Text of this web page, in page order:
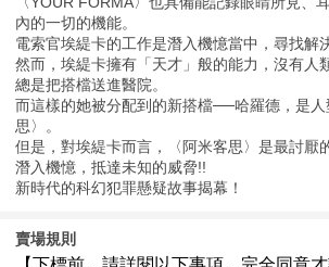
內的一切的機能。
電索官埃緹卡的工作是潛入機憶當中，尋找解
然而，埃緹卡擁有「天才」般的能力，沒有人
總是把搭檔送進醫院。
而這樣的她被分配到的新搭檔──哈羅德，是
思〉。
但是，對埃緹卡而言，〈阿米客思〉是最討厭
潛入機憶，抵達未知的威脅!!
新時代的科幻犯罪懸疑故事揭幕！
賣場規則